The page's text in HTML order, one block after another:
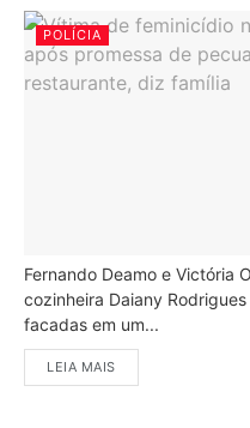
POLÍCIA
Fernando Deamo e Victória
cozinheira Daiany
facadas em um...
LEIA MAIS